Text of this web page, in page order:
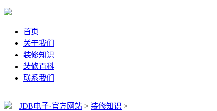
首页
关于我们
装修知识
装修百科
联系我们
JDB电子·官方网站 > 装修知识 >